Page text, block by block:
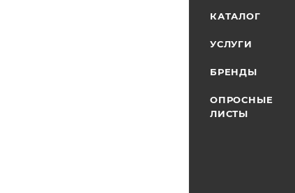
КАТАЛОГ
УСЛУГИ
БРЕНДЫ
ОПРОСНЫЕ
ЛИСТЫ